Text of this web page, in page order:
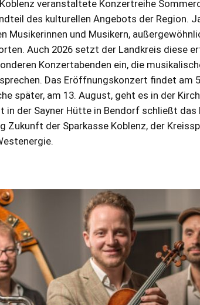
veranstaltete Konzertreihe
des kulturellen Angebots der Region.
Musikerinnen und Musikern,
Auch 2026 setzt der Landkreis diese
Konzertabenden ein, die
Das Eröffnungskonzert findet am
später, am 13. August, geht es in der
in der Sayner Hütte in Bendorf schließt
Zukunft der Sparkasse Koblenz, der